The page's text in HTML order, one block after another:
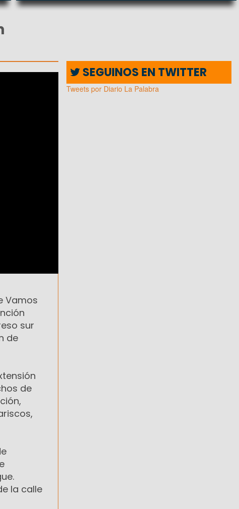
Vamos
sur
de
de
la calle
SEGUINOS EN TWITTER
Tweets por Diario La Palabra